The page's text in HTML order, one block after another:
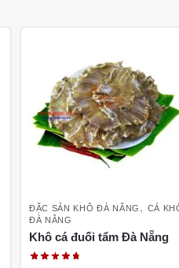
ĐẶC SẢN KHÔ ĐÀ NẴNG , CÁ
ĐÀ NẴNG
Khô cá đuối tẩm Đà Nẵng